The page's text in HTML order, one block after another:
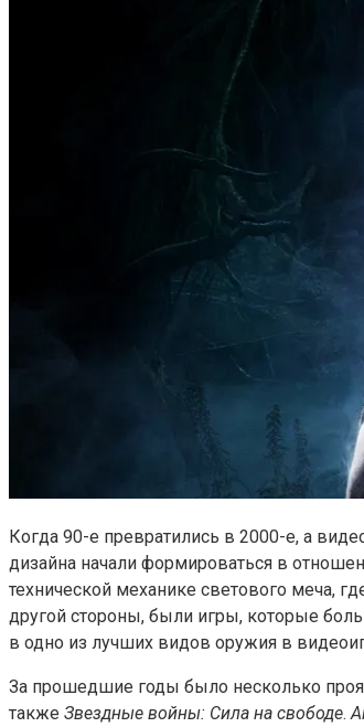
Когда 90-е превратились в 2000-е, а
дизайна начали формироваться в
технической механике светового меча,
другой стороны, были игры, которые
в одно из лучших видов оружия в
За прошедшие годы было несколько
также Звездные войны: Сила на свободе.